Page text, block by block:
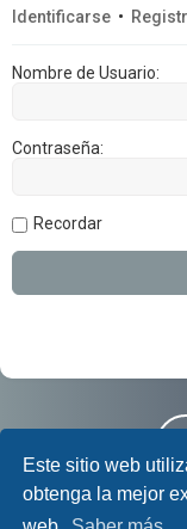
Este sitio web
obtenga la mejor
Identificarse •
Nombre de Usuario:
Contraseña:
Recordar